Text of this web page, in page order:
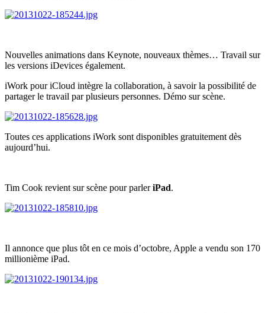
Nouvelles animations dans Keynote, nouveaux thèmes… Travail sur
les versions iDevices également.
iWork pour iCloud intègre la collaboration, à savoir la possibilité de
partager le travail par plusieurs personnes. Démo sur scène.
Toutes ces applications iWork sont disponibles gratuitement dès
aujourd’hui.
Tim Cook revient sur scène pour parleriPad.
Il annonce que plus tôt en ce mois d’octobre, Apple a vendu son 170
millionième iPad.